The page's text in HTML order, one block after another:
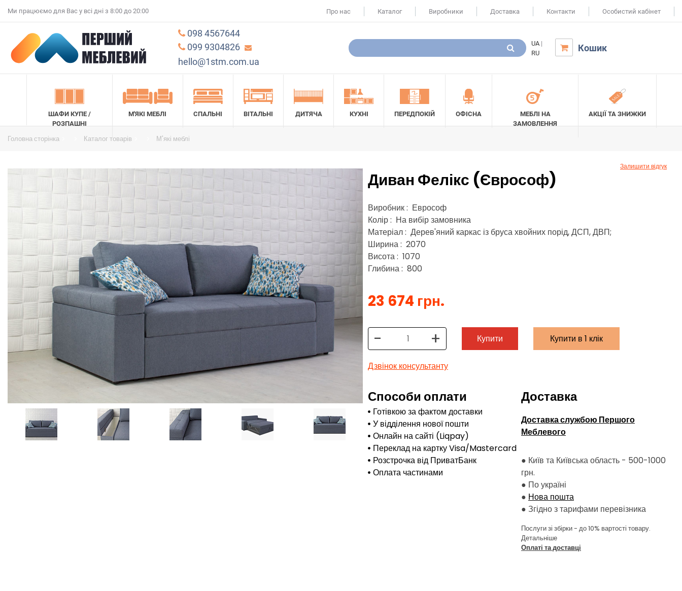
Ми працюємо для Вас у всі дні з 8:00 до 20:00 Про нас Каталог Виробники Доставка Контакти Особистий кабінет
098 4567644
099 9304826
hello@1stm.com.ua
UA |
RU
 Кошик
ШАФИ КУПЕ /
РОЗПАШНІ
М'ЯКІ МЕБЛІ СПАЛЬНІ ВІТАЛЬНІ ДИТЯЧА КУХНІ ПЕРЕДПОКІЙ ОФІСНА
МЕБЛІ НА
ЗАМОВЛЕННЯ
АКЦІЇ ТА ЗНИЖКИ
Головна сторінка Каталог товарів М'які меблі
Диван Фелікс (Єврософ)
Залишити відгук
Виробник : Еврософ
Колір : На вибір замовника
Матеріал : Дерев'яний каркас із бруса хвойних порід, ДСП, ДВП;
Ширина : 2070
Висота : 1070
Глибина : 800
23 674 грн.
- + Купити Купити в 1 клік
Дзвінок консультанту
Способи оплати
Готівкою за фактом доставки
У відділення нової пошти
Онлайн на сайті (Liqpay)
Переклад на картку Visa/Mastercard
Розстрочка від ПриватБанк
Оплата частинами
Доставка
Доставка службою Першого
Меблевого
● Київ та Київська область - 500-1000
грн.
● По україні
● Нова пошта
● Згідно з тарифами перевізника
Послуги зі збірки - до 10% вартості товару.
Детальніше
Оплаті та доставці